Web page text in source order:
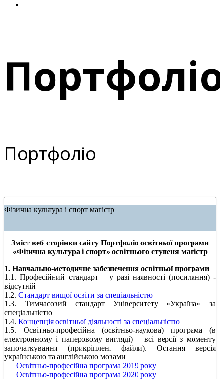
Портфоліо
Фізична культура і спорт магістр
Зміст веб-сторінки сайту Портфоліо освітньої програми
«Фізична культура і спорт» освітнього ступеня магістр
1. Навчально-методичне забезпечення освітньої програми
1.1. Професійний стандарт – у разі наявності (посилання) -
відсутній
1.2. Стандарт вищої освіти за спеціальністю
1.3. Тимчасовий стандарт Університету «Україна» за
спеціальністю
1.4. Концепція освітньої діяльності за спеціальністю
1.5. Освітньо-професійна (освітньо-наукова) програма (в
електронному і паперовому вигляді) – всі версії з моменту
започаткування (прикріплені файли). Остання версія
українською та англійською мовами
Освітньо-професійна програма 2019 року
Освітньо-професійна програма 2020 року